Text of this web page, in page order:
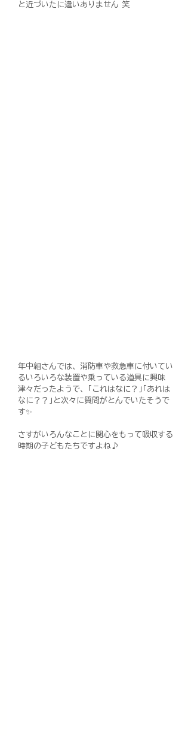
と近づいたに違いありません 笑
年中組さんでは、消防車や救急車に付いてい
るいろいろな装置や乗っている道具に興味
津々だったようで、｢これはなに？｣｢あれは
なに？？｣と次々に質問がとんでいたそうで
す✨
さすがいろんなことに関心をもって吸収する
時期の子どもたちですよね♪